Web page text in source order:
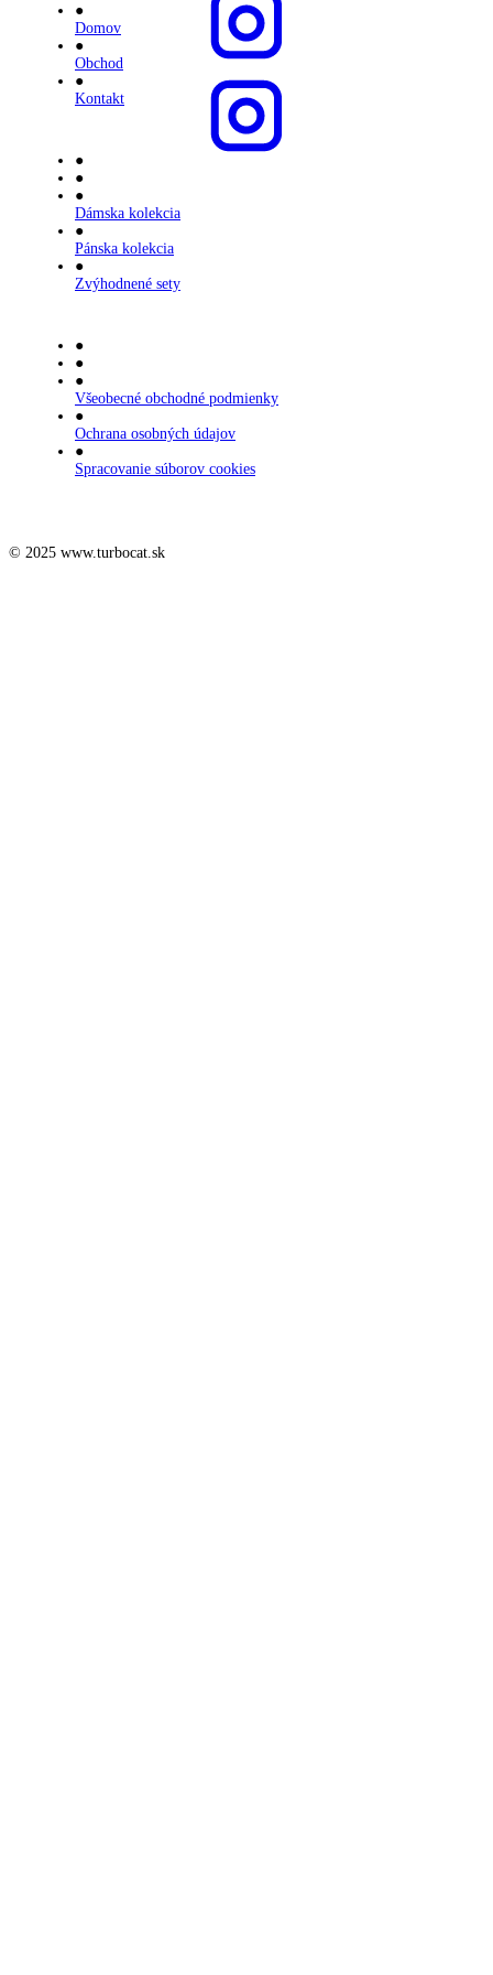
●
Domov
●
Obchod
●
Kontakt
●
●
●
Dámska kolekcia
●
Pánska kolekcia
●
Zvýhodnené sety
●
●
●
Všeobecné obchodné podmienky
●
Ochrana osobných údajov
●
Spracovanie súborov cookies
© 2025 www.turbocat.sk